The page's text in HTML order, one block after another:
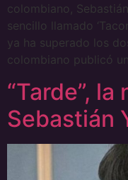
colombiano,
sencillo llamado
ya ha superado los
colombiano publicó
“Tarde”,
Sebastián